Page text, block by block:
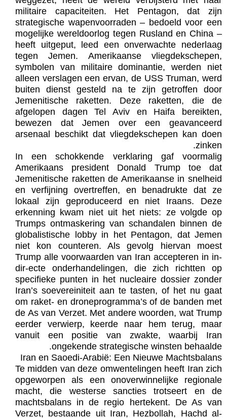
militaire capaciteiten. Het Pentagon, dat zijn
strategische wapenvoorraden – bedoeld voor een
mogelijke wereldoorlog tegen Rusland en China –
heeft uitgeput, leed een onverwachte nederlaag
tegen Jemen. Amerikaanse vliegdekschepen,
symbolen van militaire dominantie, werden niet
alleen verslagen een ervan, de USS Truman, werd
buiten dienst gesteld na te zijn getroffen door
Jemenitische raketten. Deze raketten, die de
afgelopen dagen Tel Aviv en Haifa bereikten,
bewezen dat Jemen over een geavanceerd
arsenaal beschikt dat vliegdekschepen kan doen
zinken.
In een schokkende verklaring gaf voormalig
Amerikaans president Donald Trump toe dat
Jemenitische raketten de Amerikaanse in snelheid
en verfijning overtreffen, en benadrukte dat ze
lokaal zijn geproduceerd en niet Iraans. Deze
erkenning kwam niet uit het niets: ze volgde op
Trumps ontmaskering van schandalen binnen de
globalistische lobby in het Pentagon, dat Jemen
niet kon counteren. Als gevolg hiervan moest
Trump alle voorwaarden van Iran accepteren in in-
dir-ecte onderhandelingen, die zich richtten op
specifieke punten in het nucleaire dossier zonder
Iran’s soevereiniteit aan te tasten, of het nu gaat
om raket- en droneprogramma’s of de banden met
de As van Verzet. Met andere woorden, wat Trump
eerder verwierp, keerde naar hem terug, maar
vanuit een positie van zwakte, waarbij Iran
ongekende strategische winsten behaalde.
Iran en Saoedi-Arabië: Een Nieuwe Machtsbalans
Te midden van deze omwentelingen heeft Iran zich
opgeworpen als een onoverwinnelijke regionale
macht, die westerse sancties trotseert en de
machtsbalans in de regio hertekent. De As van
Verzet, bestaande uit Iran, Hezbollah, Hachd al-